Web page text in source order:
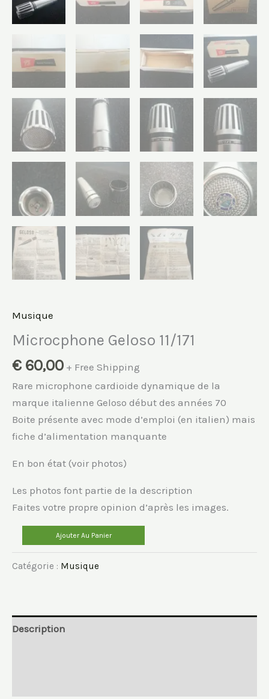
Musique
Microcphone Geloso 11/171
€ 60,00 + Free Shipping
Rare microphone cardioide dynamique de la
marque italienne Geloso début des années 70
Boite présente avec mode d’emploi (en italien) mais
fiche d’alimentation manquante
En bon état (voir photos)
Les photos font partie de la description
Faites votre propre opinion d’après les images.
de
Microcphone
Ajouter Au Panier
Catégorie : Musique
Description